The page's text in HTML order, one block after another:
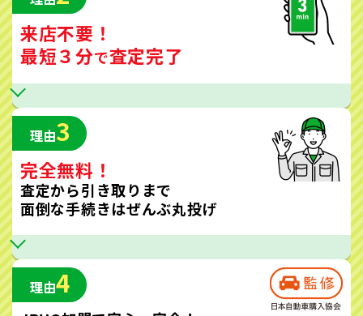
来店不要！
最短３分で査定完了
理由3
完全無料！
査定から引き取りまで
面倒な手続きはぜんぶ丸投げ
理由4